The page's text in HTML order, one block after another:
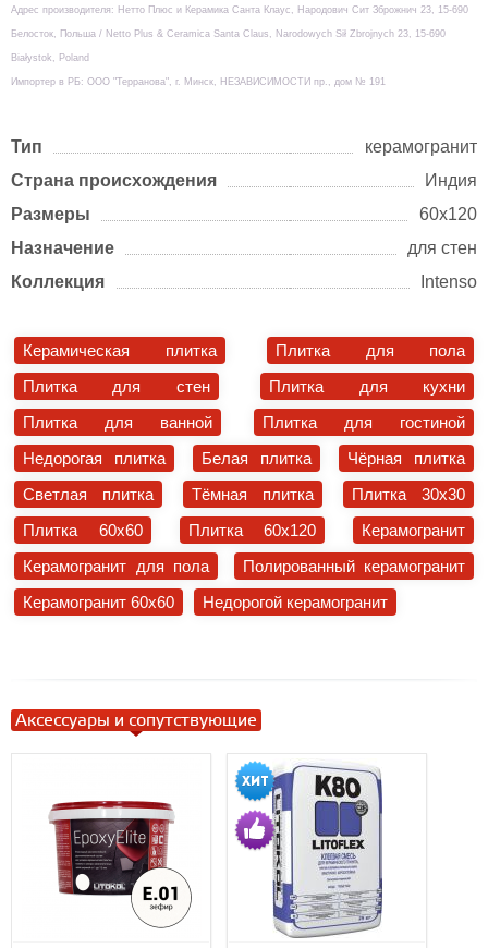
Адрес производителя: Нетто Плюс и Керамика Санта Клаус, Народович Сит Зброжнич 23, 15-690
Белосток, Польша / Netto Plus & Ceramica Santa Claus, Narodowych Sił Zbrojnych 23, 15-690
Białystok, Poland
Импортер в РБ: ООО "Терранова", г. Минск, НЕЗАВИСИМОСТИ пр., дом № 191
Тип
керамогранит
Страна происхождения
Индия
Размеры
60х120
Назначение
для стен
Коллекция
Intenso
Керамическая плитка
Плитка для пола
Плитка для стен
Плитка для кухни
Плитка для ванной
Плитка для гостиной
Недорогая плитка
Белая плитка
Чёрная плитка
Светлая плитка
Тёмная плитка
Плитка 30x30
Плитка 60x60
Плитка 60x120
Керамогранит
Керамогранит для пола
Полированный керамогранит
Керамогранит 60x60
Недорогой керамогранит
Аксессуары и сопутствующие